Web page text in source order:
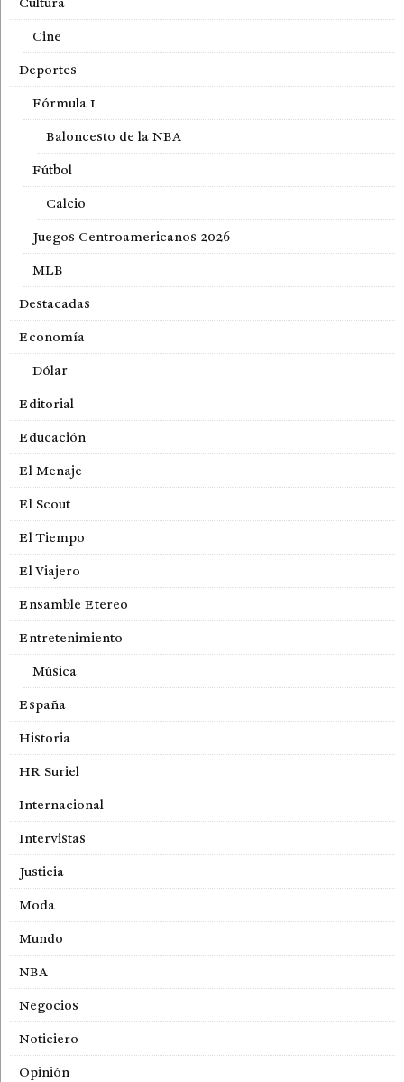
Cine
Deportes
Fórmula 1
Baloncesto de la NBA
Fútbol
Calcio
Juegos Centroamericanos 2026
MLB
Destacadas
Economía
Dólar
Editorial
Educación
El Menaje
El Scout
El Tiempo
El Viajero
Ensamble Etereo
Entretenimiento
Música
España
Historia
HR Suriel
Internacional
Intervistas
Justicia
Moda
Mundo
NBA
Negocios
Noticiero
Opinión